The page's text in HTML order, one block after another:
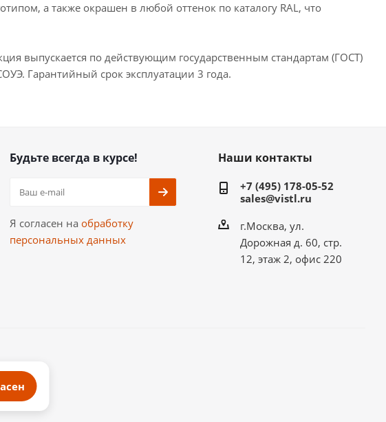
а также окрашен в любой оттенок по каталогу RAL, что
выпускается по действующим государственным стандартам (ГОСТ)
Гарантийный срок эксплуатации 3 года.
Будьте всегда в курсе!
Я согласен на обработку
персональных данных
Наши контакты
+7 (495) 178-05-52
sales@vistl.ru
г.Москва, ул.
Дорожная д. 60, стр.
12, этаж 2, офис 220